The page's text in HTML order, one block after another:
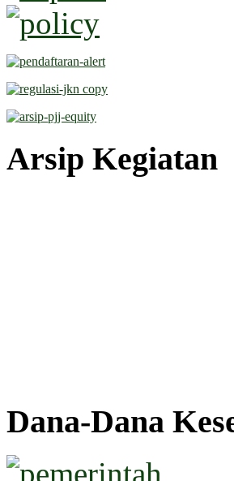
Arsip Kegiatan
Dana-Dana